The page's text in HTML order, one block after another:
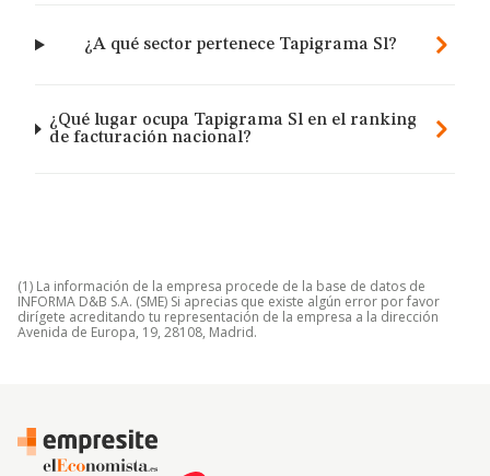
¿A qué sector pertenece Tapigrama Sl?
¿Qué lugar ocupa Tapigrama Sl en el ranking
de facturación nacional?
(1) La información de la empresa procede de la base de datos de
INFORMA D&B S.A. (SME) Si aprecias que existe algún error por favor
dirígete acreditando tu representación de la empresa a la dirección
Avenida de Europa, 19, 28108, Madrid.